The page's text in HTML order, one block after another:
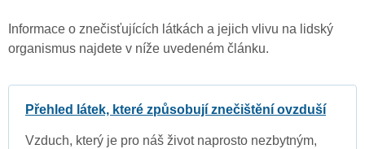
Informace o znečisťujících látkách a jejich vlivu na lidský
organismus najdete v níže uvedeném článku.
Přehled látek, které způsobují znečištění ovzduší
Vzduch, který je pro náš život naprosto nezbytným,